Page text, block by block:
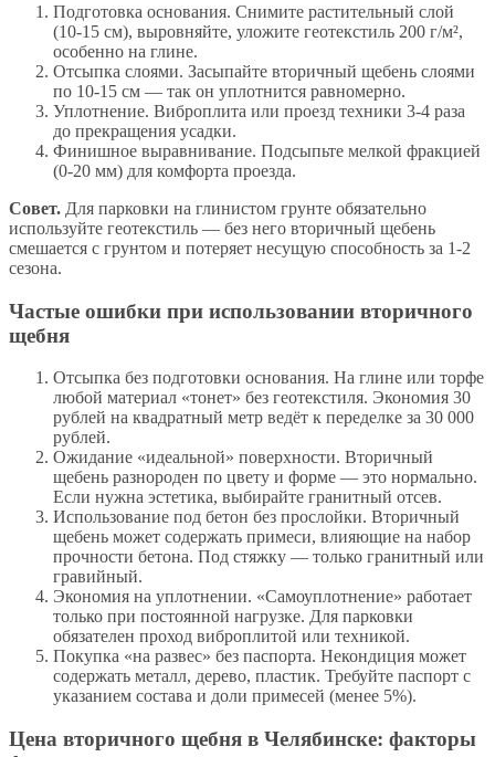
Подготовка основания. Снимите растительный слой
(10-15 см), выровняйте, уложите геотекстиль 200 г/м²,
особенно на глине.
Отсыпка слоями. Засыпайте вторичный щебень слоями
по 10-15 см — так он уплотнится равномерно.
Уплотнение. Виброплита или проезд техники 3-4 раза
до прекращения усадки.
Финишное выравнивание. Подсыпьте мелкой фракцией
(0-20 мм) для комфорта проезда.
Совет. Для парковки на глинистом грунте обязательно
используйте геотекстиль — без него вторичный щебень
смешается с грунтом и потеряет несущую способность за 1-2
сезона.
Частые ошибки при использовании вторичного
щебня
Отсыпка без подготовки основания. На глине или торфе
любой материал «тонет» без геотекстиля. Экономия 30
рублей на квадратный метр ведёт к переделке за 30 000
рублей.
Ожидание «идеальной» поверхности. Вторичный
щебень разнороден по цвету и форме — это нормально.
Если нужна эстетика, выбирайте гранитный отсев.
Использование под бетон без прослойки. Вторичный
щебень может содержать примеси, влияющие на набор
прочности бетона. Под стяжку — только гранитный или
гравийный.
Экономия на уплотнении. «Самоуплотнение» работает
только при постоянной нагрузке. Для парковки
обязателен проход виброплитой или техникой.
Покупка «на развес» без паспорта. Некондиция может
содержать металл, дерево, пластик. Требуйте паспорт с
указанием состава и доли примесей (менее 5%).
Цена вторичного щебня в Челябинске: факторы